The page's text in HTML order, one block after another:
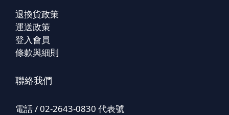
退換貨政策
運送政策
登入會員
條款與細則
聯絡我們
電話 / 02-2643-0830 代表號